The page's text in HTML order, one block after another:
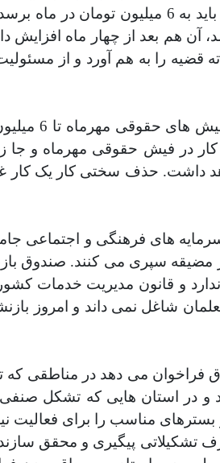
میلیون تومان پیش بینی شده بود با این احتساب
، آن هم بعد از چهار ماه افزایش
ته قضیه را به هم آورد و از
اگر فرض کنیم
کار در فیش حقوقی مهرماه
حذف سختی کار یک کار
های فرهنگی و اجتماعی
مضیقه سپری می کنند. صندوق
و قانون مدیریت خدمات
شاغل نمی داند و امروز
فراخوان می دهد در مناطقی که
در استان هایی که تشکل
مناسب را برای فعالیت
تشکیلاتی پیگیری و محقق